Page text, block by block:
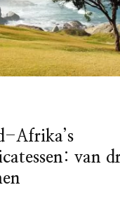
Afrika’s
van